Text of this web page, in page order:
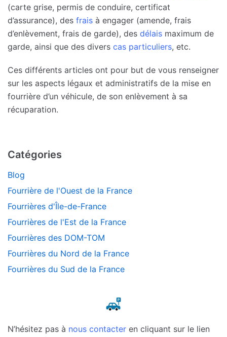
(carte grise, permis de conduire, certificat
d’assurance), des frais à engager (amende, frais
d’enlèvement, frais de garde), des délais maximum de
garde, ainsi que des divers cas particuliers, etc.
Ces différents articles ont pour but de vous renseigner
sur les aspects légaux et administratifs de la mise en
fourrière d’un véhicule, de son enlèvement à sa
récuparation.
Catégories
Blog
Fourrière de l'Ouest de la France
Fourrières d'Île-de-France
Fourrières de l'Est de la France
Fourrières des DOM-TOM
Fourrières du Nord de la France
Fourrières du Sud de la France
N’hésitez pas à nous contacter en cliquant sur le lien